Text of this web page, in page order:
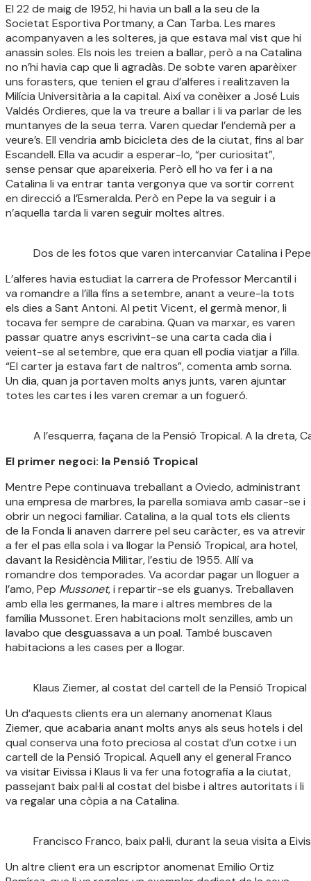
El 22 de maig de 1952, hi havia un ball a la seu de la
Societat Esportiva Portmany, a Can Tarba. Les mares
acompanyaven a les solteres, ja que estava mal vist que hi
anassin soles. Els nois les treien a ballar, però a na Catalina
no n’hi havia cap que li agradàs. De sobte varen aparèixer
uns forasters, que tenien el grau d’alferes i realitzaven la
Milícia Universitària a la capital. Així va conèixer a José Luis
Valdés Ordieres, que la va treure a ballar i li va parlar de les
muntanyes de la seua terra. Varen quedar l’endemà per a
veure’s. Ell vendria amb bicicleta des de la ciutat, fins al bar
Escandell. Ella va acudir a esperar-lo, “per curiositat”,
sense pensar que apareixeria. Però ell ho va fer i a na
Catalina li va entrar tanta vergonya que va sortir corrent
en direcció a l’Esmeralda. Però en Pepe la va seguir i a
n’aquella tarda li varen seguir moltes altres.
Dos de les fotos que varen intercanviar Catalina i
L’alferes havia estudiat la carrera de Professor Mercantil i
va romandre a l’illa fins a setembre, anant a veure-la tots
els dies a Sant Antoni. Al petit Vicent, el germà menor, li
tocava fer sempre de carabina. Quan va marxar, es varen
passar quatre anys escrivint-se una carta cada dia i
veient-se al setembre, que era quan ell podia viatjar a l’illa.
“El carter ja estava fart de naltros”, comenta amb sorna.
Un dia, quan ja portaven molts anys junts, varen ajuntar
totes les cartes i les varen cremar a un fogueró.
A l’esquerra, façana de la Pensió Tropical. A la dreta,
El primer negoci: la Pensió Tropical
Mentre Pepe continuava treballant a Oviedo, administrant
una empresa de marbres, la parella somiava amb casar-se i
obrir un negoci familiar. Catalina, a la qual tots els clients
de la Fonda li anaven darrere pel seu caràcter, es va atrevir
a fer el pas ella sola i va llogar la Pensió Tropical, ara hotel,
davant la Residència Militar, l’estiu de 1955. Allí va
romandre dos temporades. Va acordar pagar un lloguer a
l’amo, Pep Mussonet, i repartir-se els guanys. Treballaven
amb ella les germanes, la mare i altres membres de la
família Mussonet. Eren habitacions molt senzilles, amb un
lavabo que desguassava a un poal. També buscaven
habitacions a les cases per a llogar.
Klaus Ziemer, al costat del cartell de la Pensió Tropical
Un d’aquests clients era un alemany anomenat Klaus
Ziemer, que acabaria anant molts anys als seus hotels i del
qual conserva una foto preciosa al costat d’un cotxe i un
cartell de la Pensió Tropical. Aquell any el general Franco
va visitar Eivissa i Klaus li va fer una fotografia a la ciutat,
passejant baix pal·li al costat del bisbe i altres autoritats i li
va regalar una còpia a na Catalina.
Francisco Franco, baix pal·li, durant la seua visita a
Un altre client era un escriptor anomenat Emilio Ortiz